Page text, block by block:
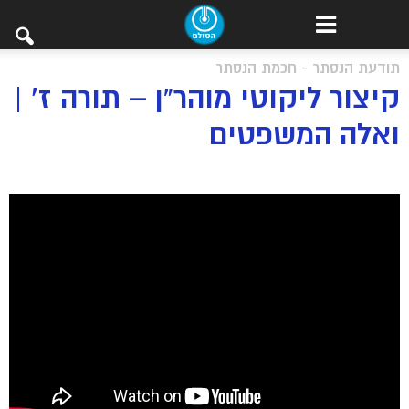
תודעת הנסתר - חכמת הנסתר
קיצור ליקוטי מוהר”ן – תורה ז’ |
ואלה המשפטים